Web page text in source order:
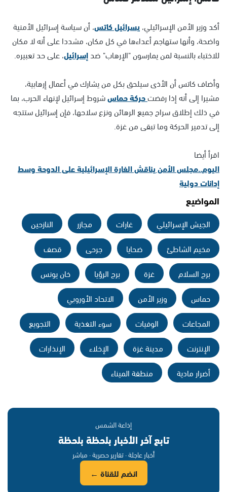
أكد وزير الأمن الإسرائيلي، يسرائيل كاتس، أن سياسة إسرائيل الأمنية
واضحة، وأنها ستهاجم أعداءها في كل مكان، مشددا على أنه لا مكان
للاختباء بالنسبة لمن يمارسون "الإرهاب" ضدإسرائيل، على حد تعبيره.
وأضاف كاتس أن الأذى سيلحق بكل من يشارك في أعمال إرهابية،
مشيرا إلى أنه إذا رفضتحركة حماسشروط إسرائيل لإنهاء الحرب، بما
في ذلك إطلاق سراح جميع الرهائن ونزع سلاحها، فإن إسرائيل ستتجه
إلى تدمير الحركة وما تبقى من غزة.
اقرأ أيضا
اليوم..مجلس الأمن يناقش الغارة الإسرائيلية على الدوحة وسط
إدانات دولية
المواضيع
الجيش الإسرائيلي غارات مجازر
النازحين
مخيم الشاطئ
ضحايا جرحى
قصف
برج السلام
غزة برج الرؤيا
خان يونس
حماس
وزير الأمن
الاتحاد الأوروبي
المجاعات
الوفيات سوء التغذية
التجويع
الإنترنت
مدينة غزة الإخلاء
الإنذارات
أضرار مادية
منطقة الميناء
إذاعة الشمس
تابع آخر الأخبار بلحظة بلحظة
أخبار عاجلة · تقارير حصرية · مباشر
انضم للقناة ←